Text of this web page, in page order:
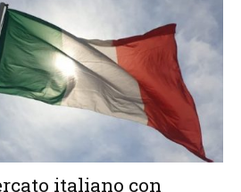
italiano con